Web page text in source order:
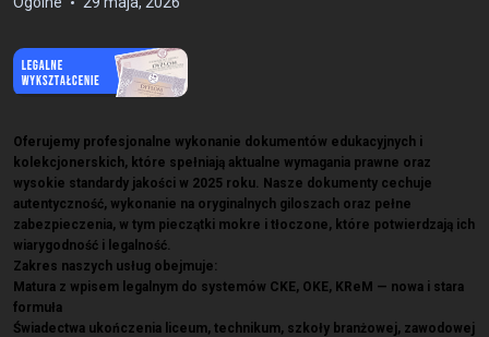
Oferujemy profesjonalne wykonanie dokumentów edukacyjnych i
kolekcjonerskich, które spełniają aktualne wymagania prawne oraz
wysokie standardy jakości w 2025 roku. Nasze dokumenty cechuje
autentyczność, wykonanie na oryginalnych giloszach oraz pełne
zabezpieczenia, w tym pieczątki mokre i tłoczone, które potwierdzają ich
wiarygodność i legalność.
Zakres naszych usług obejmuje:
Matura z wpisem legalnym do systemów CKE, OKE, KReM — nowa i stara
formuła
Świadectwa ukończenia liceum, technikum, szkoły branżowej, zawodowej